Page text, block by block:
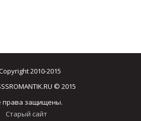
2010-2015
© 2015
права защищены.
Старый сайт